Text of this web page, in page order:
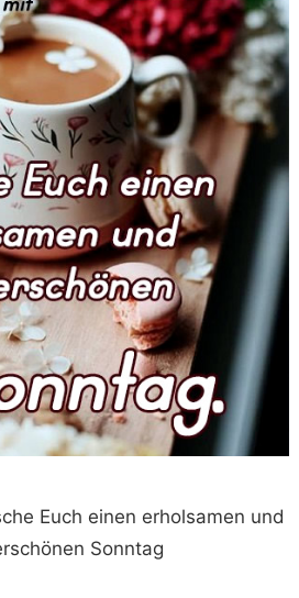
Euch einen erholsamen und
Sonntag